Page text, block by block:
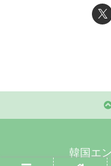
韓国エ